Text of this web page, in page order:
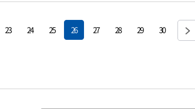
23 24 25 26 27 28 29 30